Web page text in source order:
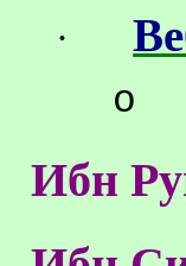
·
o
Ибн